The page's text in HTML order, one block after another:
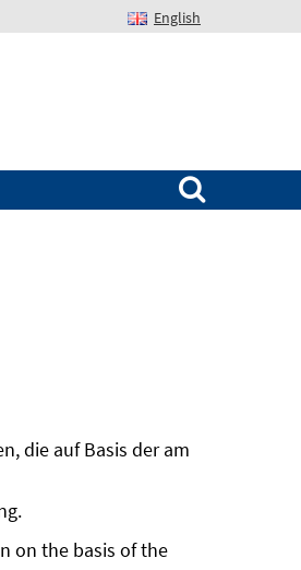
English
Suchen nach:
die auf Basis der am
on the basis of the